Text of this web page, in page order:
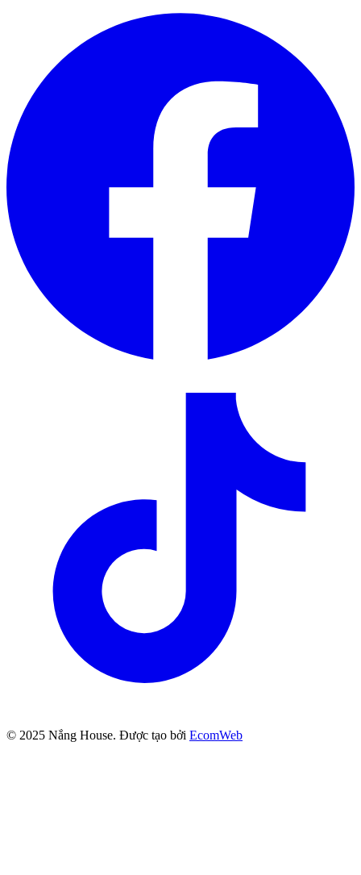
© 2025 Nắng House. Được tạo bởi EcomWeb